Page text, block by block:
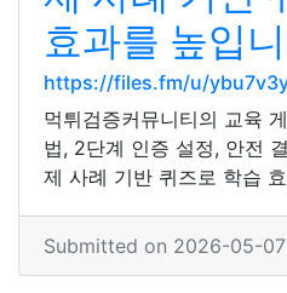
효과를 높입
https://files.fm/u/
먹튀검증커뮤니티의 교육
법, 2단계 인증 설정, 안전
제 사례 기반 퀴즈로 학습
Submitted on 2026-05-